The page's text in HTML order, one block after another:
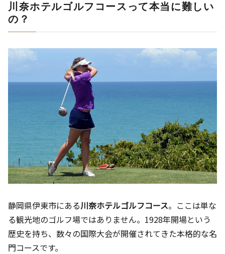
川奈ホテルゴルフコースって本当に難しい
の？
静岡県伊東市にある川奈ホテルゴルフコース。ここは単な
る観光地のゴルフ場ではありません。1928年開場という
歴史を持ち、数々の国際大会が開催されてきた本格的な名
門コースです。